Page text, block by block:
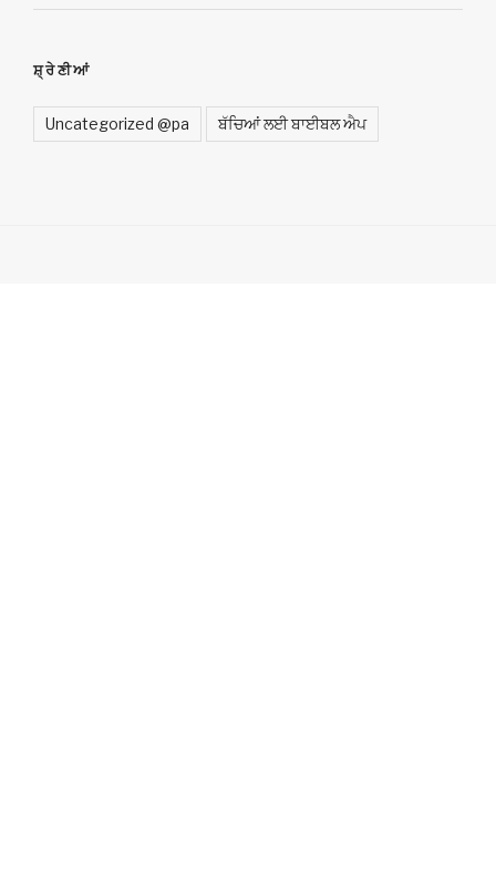
ਸ਼੍ਰੇਣੀਆਂ
Uncategorized @pa ਬੱਚਿਆਂ ਲਈ ਬਾਈਬਲ ਐਪ